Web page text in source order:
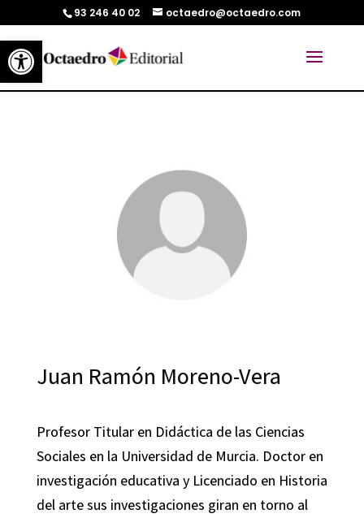
Abrir barra de herramientas
93 246 40 02 octaedro@octaedro.com
Juan Ramón Moreno-Vera
Profesor Titular en Didáctica de las Ciencias
Sociales en la Universidad de Murcia. Doctor en
investigación educativa y Licenciado en Historia
del arte sus investigaciones giran en torno al